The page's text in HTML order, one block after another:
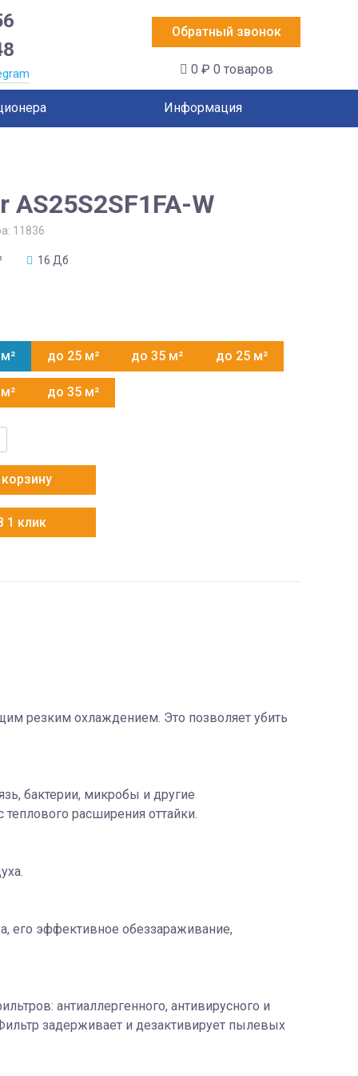
Обратный звонок
0 ₽ 0 товаров
Информация
AS25S2SF1FA-W
11836
16 Дб
до 25 м² до 35 м² до 25 м²
до 35 м²
1 клик
резким охлаждением. Это позволяет убить
бактерии, микробы и другие
расширения оттайки.
его эффективное обеззараживание,
антиаллергенного, антивирусного и
задерживает и дезактивирует пылевых